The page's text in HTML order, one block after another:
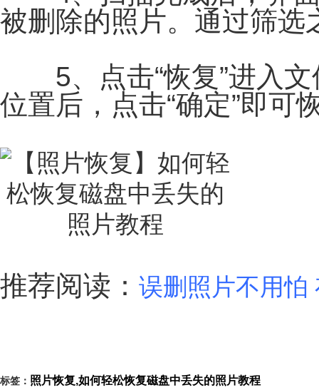
被删除的照片。通过筛选
5、点击“恢复”进入文
位置后，点击“确定”即可
推荐阅读： 误删照片不用怕
标签： 照片恢复,如何轻松恢复磁盘中丢失的照片教程